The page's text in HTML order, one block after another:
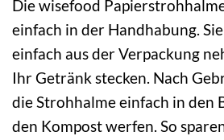
Die wisefood
einfach in der Handhabung.
einfach aus der Verpackung
Ihr Getränk stecken. Nach
die Strohhalme einfach in den
den Kompost werfen. So